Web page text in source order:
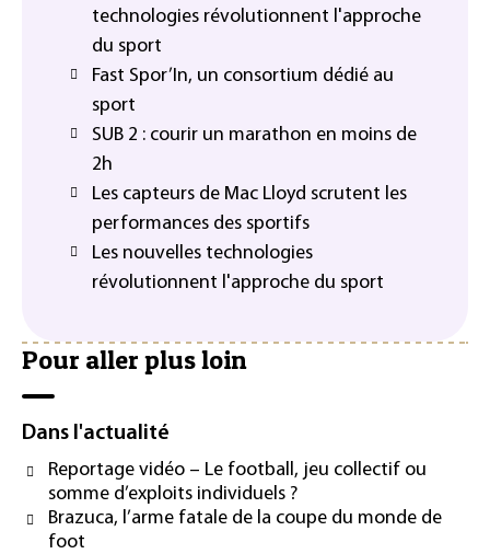
technologies révolutionnent l'approche
du sport
Fast Spor’In, un consortium dédié au
sport
SUB 2 : courir un marathon en moins de
2h
Les capteurs de Mac Lloyd scrutent les
performances des sportifs
Les nouvelles technologies
révolutionnent l'approche du sport
Pour aller plus loin
Dans l'actualité
Reportage vidéo – Le football, jeu collectif ou
somme d’exploits individuels ?
Brazuca, l’arme fatale de la coupe du monde de
foot